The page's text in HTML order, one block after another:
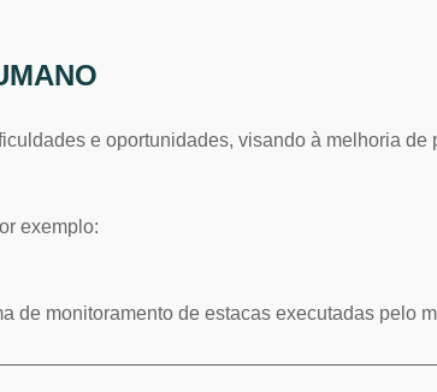
e oportunidades, visando à melhoria
exemplo:
de monitoramento de estacas executadas pelo